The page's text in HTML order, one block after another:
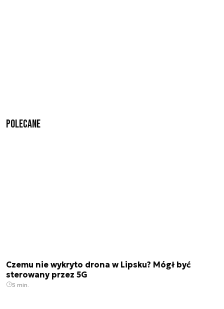
Polecane
Czemu nie wykryto drona w Lipsku? Mógł być
sterowany przez 5G
5 min.